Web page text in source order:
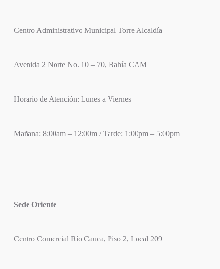
Centro Administrativo Municipal Torre Alcaldía
Avenida 2 Norte No. 10 – 70, Bahía CAM
Horario de Atención: Lunes a Viernes
Mañana: 8:00am – 12:00m / Tarde: 1:00pm – 5:00pm
Sede Oriente
Centro Comercial Río Cauca, Piso 2, Local 209